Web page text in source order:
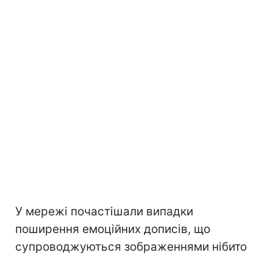
У мережі почастішали випадки
поширення емоційних дописів, що
супроводжуються зображеннями нібито